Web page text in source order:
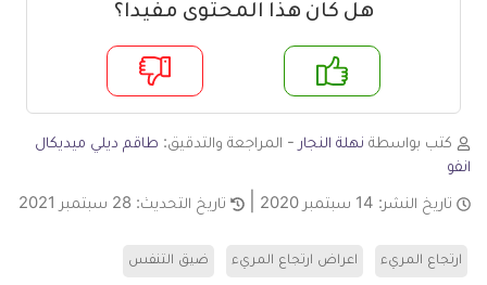
هل كان هذا المحتوى مفيدا؟
لا
كتب بواسطة نهلة النجار - المراجعة والتدقيق: طاقم ديلي ميديكال
انفو
تاريخ النشر: 14 سبتمبر 2020 تاريخ التحديث: 28 سبتمبر 2021
ارتجاع المريء اعراض ارتجاع المريء ضيق التنفس